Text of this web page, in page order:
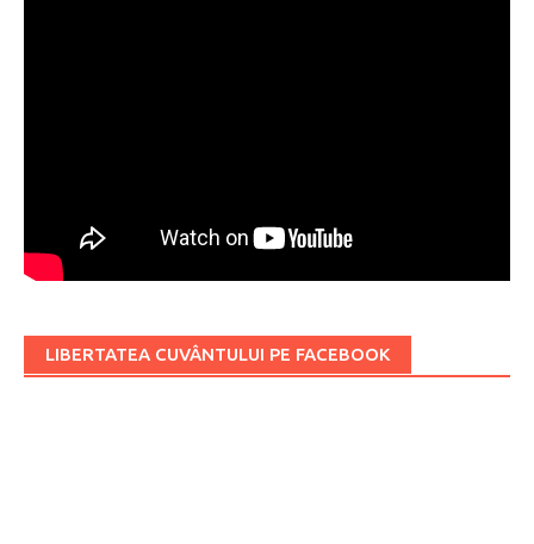
LIBERTATEA CUVÂNTULUI PE FACEBOOK